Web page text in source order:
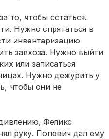
то, чтобы остаться.
Нужно спрятаться в
инвентаризацию
завхоза. Нужно выйти
или записаться
Нужно дежурить у
чтобы они не
Феликс
руку. Попович дал ему